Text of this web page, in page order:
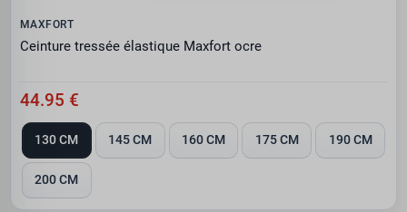
MAXFORT
Ceinture tressée élastique Maxfort ocre
44.95 €
130 CM 145 CM 160 CM 175 CM 190 CM
200 CM